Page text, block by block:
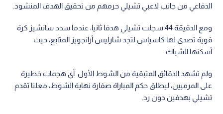
الدفاعي من جانب لاعبي تشيلي حرمهم من تحقيق الهدف المنشود.
ومع الدقيقة 44 سجلت تشيلي هدفا ثانيا، عندما سدد سانشيز كرة
قوية تصدى لها كاسياس لتجد شارليس أرانجويز المتابع، حيث
أسكنها الشباك.
ولم تشهد الدقائق المتبقية من الشوط الأول أي هجمات خطيرة
على المرميين، ليطلق حكم المباراة صفارة نهاية الشوط، معلنا تقدم
تشيلي بهدفين دون رد.